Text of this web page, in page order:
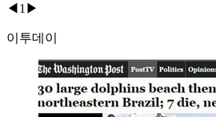
◀ 1 ▶
이투데이